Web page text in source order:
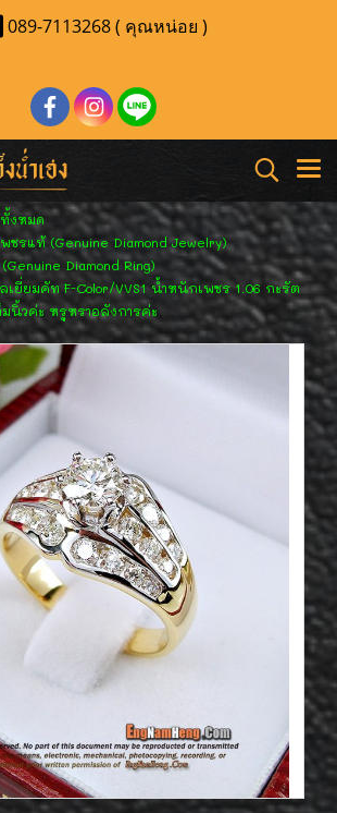
089-7113268 ( คุณหน่อย )
งหมด
ชรแท้ (Genuine Diamond Jewelry)
Diamond Ring)
เยี่ยมคัท F-Color/VVS1 น้ำหนักเพชร 1.06 กะรัต
นิ้วค่ะ หรูหราอลังการค่ะ